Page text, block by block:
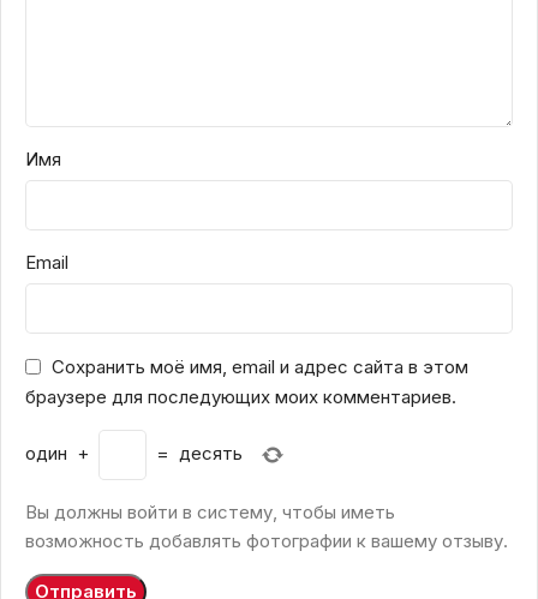
Имя
Email
Сохранить моё имя, email и адрес сайта в этом
браузере для последующих моих комментариев.
один + = десять
Вы должны войти в систему, чтобы иметь
возможность добавлять фотографии к вашему отзыву.